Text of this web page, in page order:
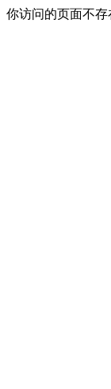
你访问的页面不存